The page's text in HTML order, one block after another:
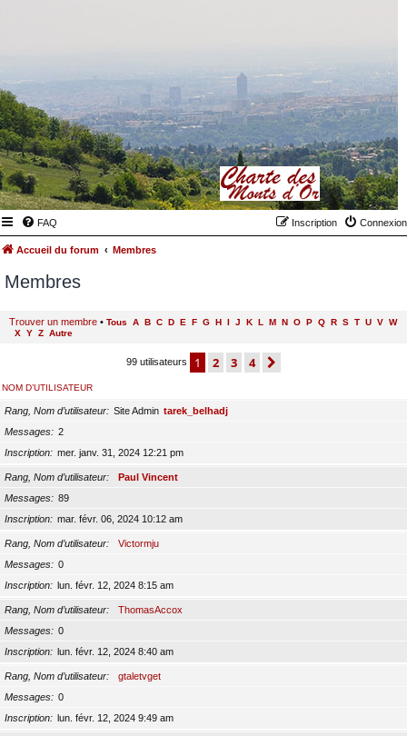
FAQ Connexion
Inscription
Accueil du forum Membres
Membres
Trouver un membre • Tous A B C D E F G H I J K L M N O P Q R S T U V W
X Y Z Autre
99 utilisateurs 1 2 3 4
NOM D’UTILISATEUR
Rang, Nom d’utilisateur Site Admin tarek_belhadj
Messages
2
Inscription
mer. janv. 31, 2024 12:21 pm
Rang, Nom d’utilisateur
Paul Vincent
Messages
89
Inscription
mar. févr. 06, 2024 10:12 am
Rang, Nom d’utilisateur
Victormju
Messages
0
Inscription
lun. févr. 12, 2024 8:15 am
Rang, Nom d’utilisateur
ThomasAccox
Messages
0
Inscription
lun. févr. 12, 2024 8:40 am
Rang, Nom d’utilisateur
gtaletvget
Messages
0
Inscription
lun. févr. 12, 2024 9:49 am